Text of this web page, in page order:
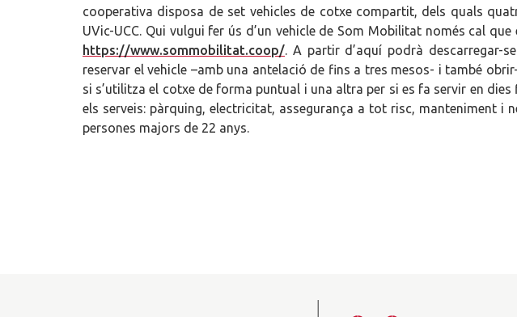
cooperativa disposa de set vehicles de cotxe compartit, dels quals
UVic-UCC. Qui vulgui fer ús d’un vehicle de Som Mobilitat només cal
https://www.sommobilitat.coop/. A partir d’aquí podrà descarregar-
reservar el vehicle –amb una antelació de fins a tres mesos- i també
si s’utilitza el cotxe de forma puntual i una altra per si es fa servir en
els serveis: pàrquing, electricitat, assegurança a tot risc, manteniment i
persones majors de 22 anys.